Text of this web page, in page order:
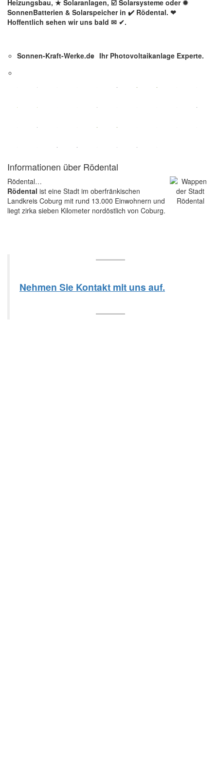
Heizungsbau, ★ Solaranlagen, ☑️ Solarsysteme oder ✹
SonnenBatterien & Solarspeicher in ✔️ Rödental. ❤
Hoffentlich sehen wir uns bald ✉ ✔.
Sonnen-Kraft-Werke.de Ihr Photovoltaikanlage Experte.
Informationen über Rödental
Rödental…
Rödental ist eine Stadt im oberfränkischen
Landkreis Coburg mit rund 13.000 Einwohnern und
liegt zirka sieben Kilometer nordöstlich von Coburg.
Nehmen Sie Kontakt mit uns auf.